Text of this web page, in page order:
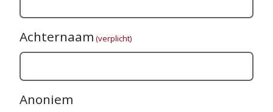
Achternaam (verplicht)
Anoniem